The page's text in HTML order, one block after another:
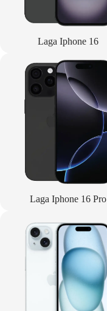
Laga Iphone 16
Laga Iphone 16 Pro